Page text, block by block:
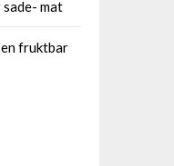
mat
fruktbar